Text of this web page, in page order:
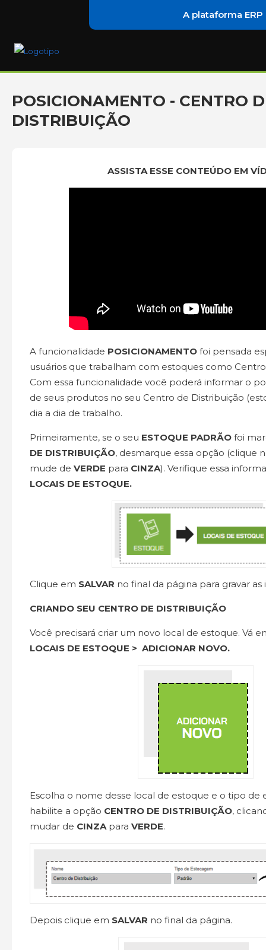
A plataforma
POSICIONAMENTO - CENTRO
DISTRIBUIÇÃO
ASSISTA ESSE CONTEÚDO EM
A funcionalidade POSICIONAMENTO foi pensada
usuários que trabalham com estoques como
Com essa funcionalidade você poderá informar o
de seus produtos no seu Centro de Distribuição
dia a dia de trabalho.
Primeiramente, se o seu ESTOQUE PADRÃO foi
DE DISTRIBUIÇÃO, desmarque essa opção (clique
mude de VERDE para CINZA). Verifique essa
LOCAIS DE ESTOQUE.
Clique em SALVAR no final da página para gravar as
CRIANDO SEU CENTRO DE DISTRIBUIÇÃO
Você precisará criar um novo local de estoque. Vá
LOCAIS DE ESTOQUE > ADICIONAR NOVO.
Escolha o nome desse local de estoque e o tipo de
habilite a opção CENTRO DE DISTRIBUIÇÃO,
mudar de CINZA para VERDE.
Depois clique em SALVAR no final da página.